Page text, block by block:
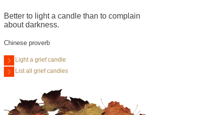
Better to light a candle than to complain
about darkness.
Chinese proverb
Light a grief candle
List all grief candles